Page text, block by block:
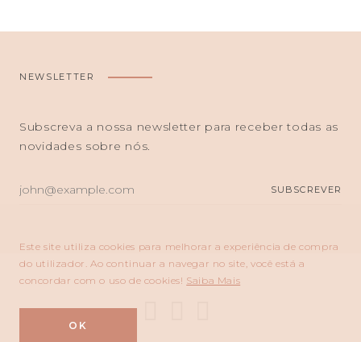
NEWSLETTER
Subscreva a nossa newsletter para receber todas as
novidades sobre nós.
SEU
SUBSCREVER
Este site utiliza cookies para melhorar a experiência de compra
do utilizador. Ao continuar a navegar no site, você está a
concordar com o uso de cookies! Saiba Mais
OK